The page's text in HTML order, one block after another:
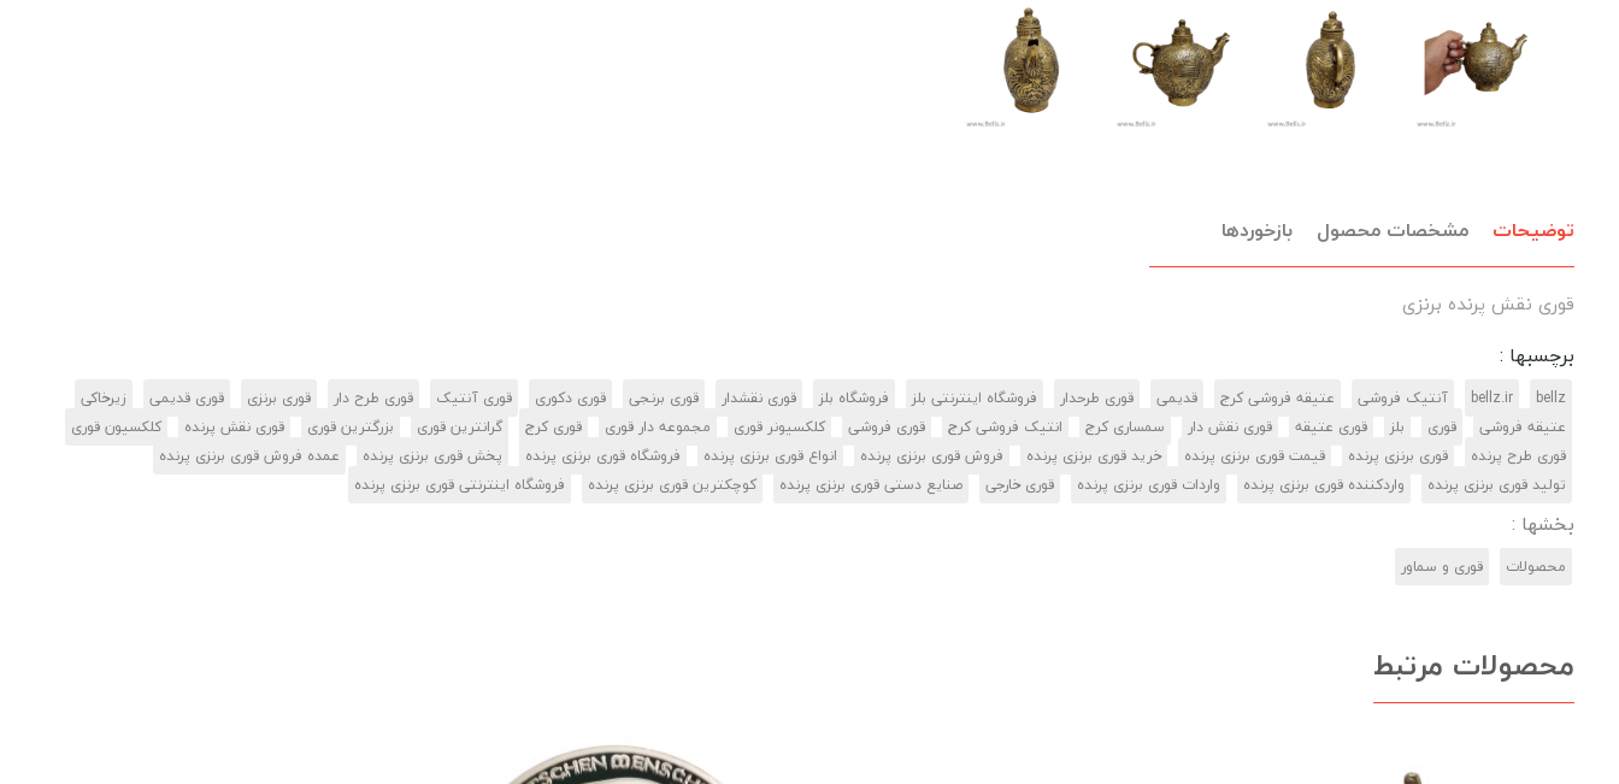
توضیحات مشخصات محصول بازخوردها
قوری نقش پرنده برنزی
برچسبها :
bellz
bellz.ir آنتیک فروشی عتیقه فروشی کرج قدیمی قوری طرحدار فروشگاه اینترنتی بلز فروشگاه بلز قوری نقشدار قوری برنجی قوری دکوری قوری آنتیک قوری طرح دار قوری برنزی قوری قدیمی
زیرخاکی
عتیقه فروشی
قوری بلز قوری عتیقه قوری نقش دار سمساری کرج انتیک فروشی کرج قوری فروشی کلکسیونر قوری مجموعه دار قوری قوری کرج گرانترین قوری بزرگترین قوری قوری نقش پرنده
کلکسیون قوری
قوری طرح پرنده
قوری برنزی پرنده قیمت قوری برنزی پرنده خرید قوری برنزی پرنده فروش قوری برنزی پرنده انواع قوری برنزی پرنده فروشگاه قوری برنزی پرنده پخش قوری برنزی پرنده
عمده فروش قوری برنزی پرنده
تولید قوری برنزی پرنده
واردکننده قوری برنزی پرنده واردات قوری برنزی پرنده قوری خارجی صنایع دستی قوری برنزی پرنده کوچکترین قوری برنزی پرنده فروشگاه اینترنتی قوری برنزی پرنده
بخشها :
محصولات قوری و سماور
محصولات مرتبط